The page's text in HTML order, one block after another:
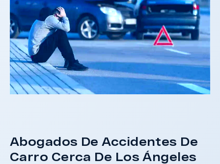
Abogados De Accidentes De
Carro Cerca De Los Ángeles